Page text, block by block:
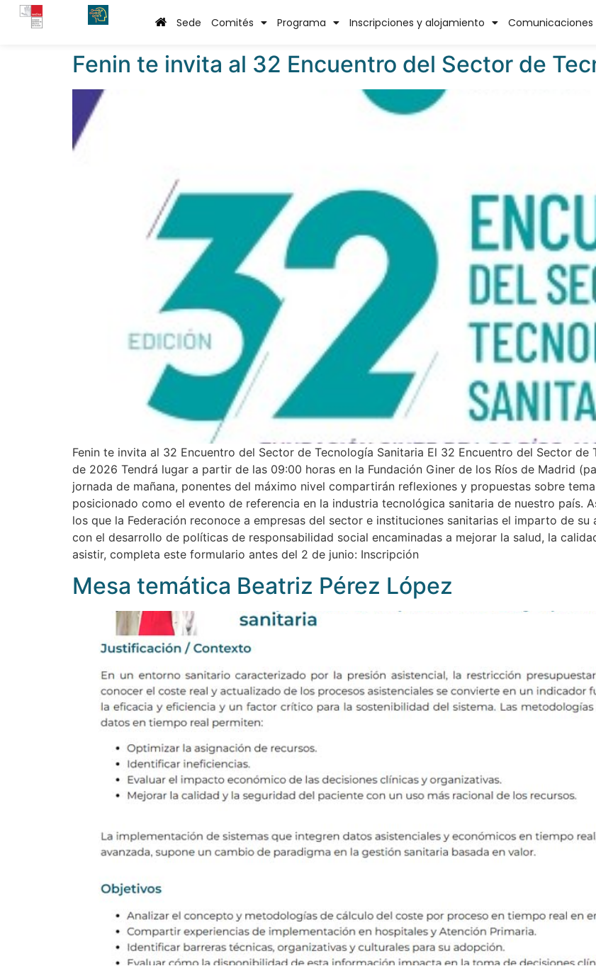
Sede Comités Programa Inscripciones y alojamiento Comunicaciones
Categoría:Uncategorized
Fenin te invita al 32 Encuentro del Sector de
Fenin te invita al 32 Encuentro del Sector de Tecnología Sanitaria El 32 Encuentro del Sector
de 2026 Tendrá lugar a partir de las 09:00 horas en la Fundación Giner de los Ríos de Madrid
jornada de mañana, ponentes del máximo nivel compartirán reflexiones y propuestas sobre
posicionado como el evento de referencia en la industria tecnológica sanitaria de nuestro país.
los que la Federación reconoce a empresas del sector e instituciones sanitarias el imparto de
con el desarrollo de políticas de responsabilidad social encaminadas a mejorar la salud, la
asistir, completa este formulario antes del 2 de junio: Inscripción
Mesa temática Beatriz Pérez López